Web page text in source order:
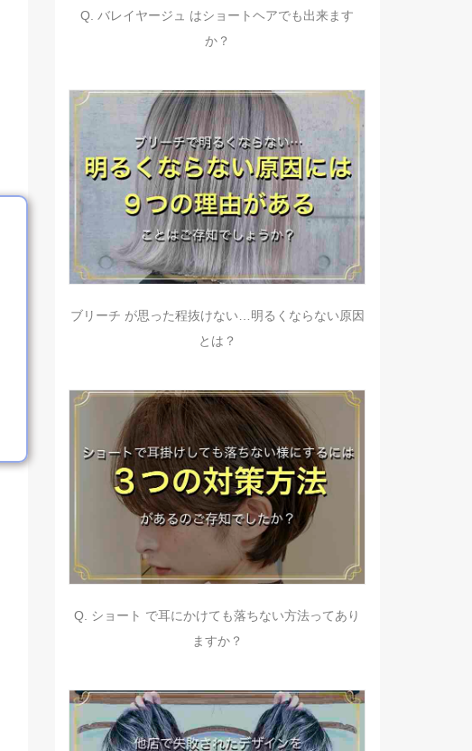
Q. バレイヤージュ はショートヘアでも出来ます
か？
ブリーチ が思った程抜けない…明るくならない原因
とは？
Q. ショート で耳にかけても落ちない方法ってあり
ますか？